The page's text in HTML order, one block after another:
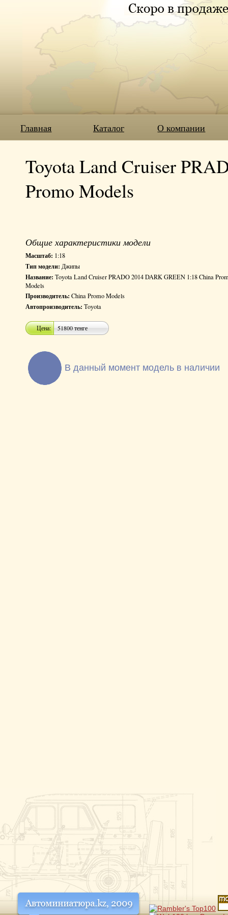
Главная Каталог О компании
Toyota Land Cruiser
Promo Models
Общие характеристики модели
Масштаб: 1:18
Тип модели: Джипы
Название: Toyota Land Cruiser PRADO 2014 DARK GREEN 1:18 China
Models
Производитель: China Promo Models
Автопроизводитель: Toyota
Цена: 51800 тенге
В данный момент модель в наличии